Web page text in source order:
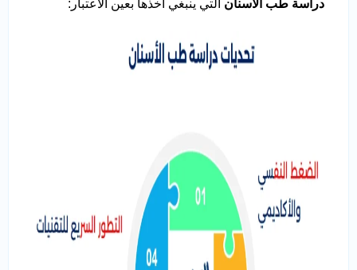
دراسة طب الأسنان التي ينبغي أخذها بعين الاعتبار: